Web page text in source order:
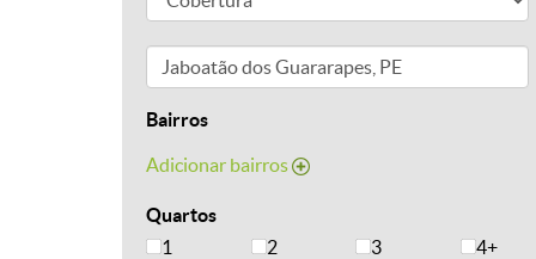
Bairros
Adicionar bairros
Quartos
1
2 3 4+